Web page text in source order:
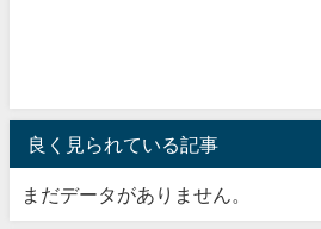
良く見られている記事
まだデータがありません。